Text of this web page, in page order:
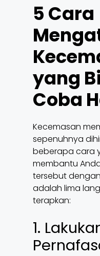
5 Cara
yang
Coba
Kecemasan
sepenuhnya
beberapa cara
membantu
tersebut
adalah lima
terapkan:
1.